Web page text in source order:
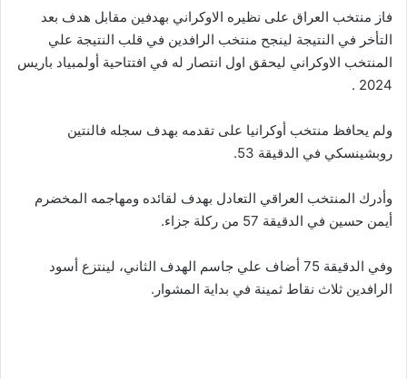
فاز منتخب العراق على نظيره الاوكراني بهدفين مقابل هدف بعد
التأخر في النتيجة لينجح منتخب الرافدين في قلب النتيجة علي
المنتخب الاوكراني ليحقق اول انتصار له في افتتاحية أولمبياد باريس
2024 .
ولم يحافظ منتخب أوكرانيا على تقدمه بهدف سجله فالنتين
روبشينسكي في الدقيقة 53.
وأدرك المنتخب العراقي التعادل بهدف لقائده ومهاجمه المخضرم
أيمن حسين في الدقيقة 57 من ركلة جزاء.
وفي الدقيقة 75 أضاف علي جاسم الهدف الثاني، لينتزع أسود
الرافدين ثلاث نقاط ثمينة في بداية المشوار.